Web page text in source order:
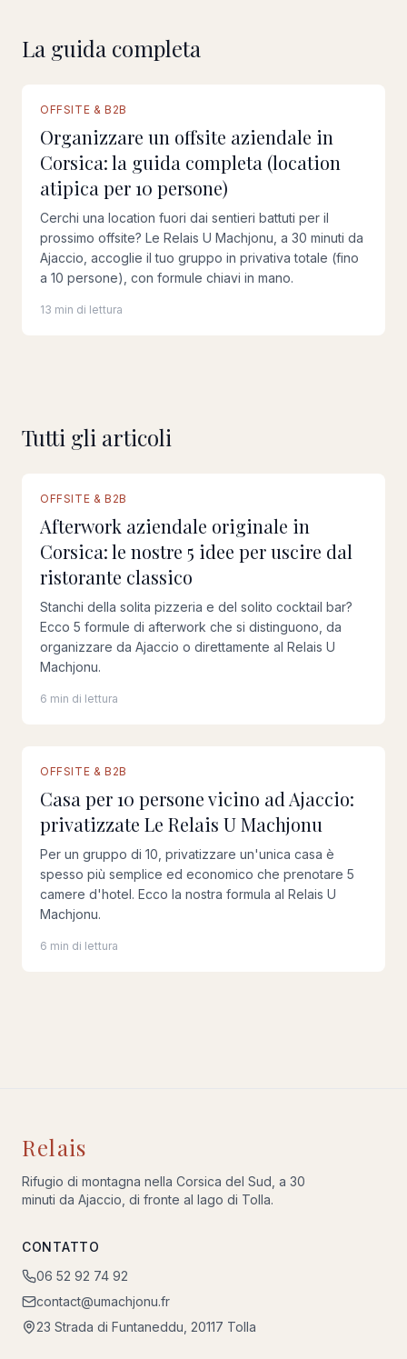
La guida completa
GUIDA COMPLETA
OFFSITE & B2B
Organizzare un offsite aziendale in
Corsica: la guida completa (location
atipica per 10 persone)
Cerchi una location fuori dai sentieri battuti per il
prossimo offsite? Le Relais U Machjonu, a 30 minuti da
Ajaccio, accoglie il tuo gruppo in privativa totale (fino
a 10 persone), con formule chiavi in mano.
13 min di lettura
Tutti gli articoli
OFFSITE & B2B
Afterwork aziendale originale in
Corsica: le nostre 5 idee per uscire dal
ristorante classico
Stanchi della solita pizzeria e del solito cocktail bar?
Ecco 5 formule di afterwork che si distinguono, da
organizzare da Ajaccio o direttamente al Relais U
Machjonu.
6 min di lettura
OFFSITE & B2B
Casa per 10 persone vicino ad Ajaccio:
privatizzate Le Relais U Machjonu
Per un gruppo di 10, privatizzare un'unica casa è
spesso più semplice ed economico che prenotare 5
camere d'hotel. Ecco la nostra formula al Relais U
Machjonu.
6 min di lettura
Relais
Rifugio di montagna nella Corsica del Sud, a 30
minuti da Ajaccio, di fronte al lago di Tolla.
CONTATTO
06 52 92 74 92
contact@umachjonu.fr
23 Strada di Funtaneddu, 20117 Tolla